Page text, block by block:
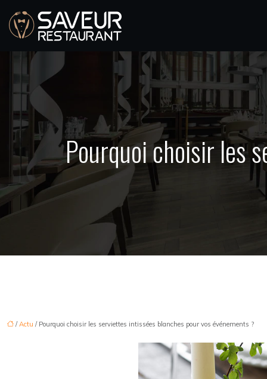
Pourquoi choisir les
/Actu / Pourquoi choisir les serviettes intissées blanches pour vos événements ?